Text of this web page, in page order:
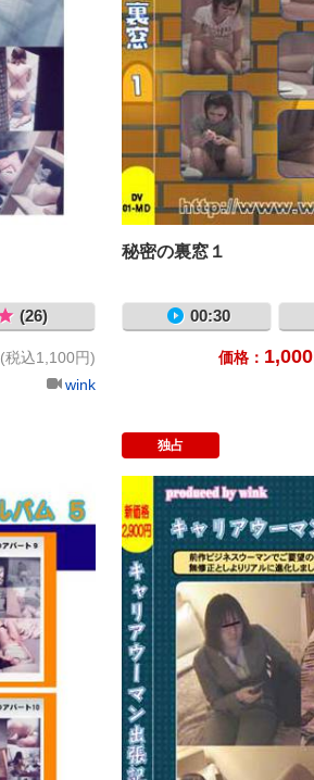
(26)
(税込1,100円)
wink
秘密の裏窓１
00:30
価格： 1,000
民家アルバム５−１
独占